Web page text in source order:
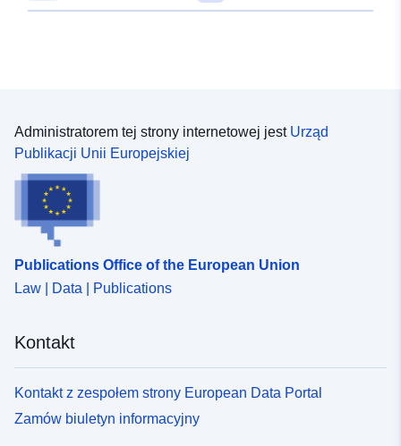
Administratorem tej strony internetowej jest Urząd
Publikacji Unii Europejskiej
Publications Office of the European Union
Law | Data | Publications
Kontakt
Kontakt z zespołem strony European Data Portal
Zamów biuletyn informacyjny